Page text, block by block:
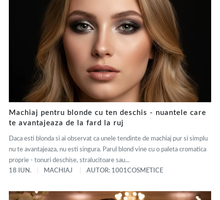
Machiaj pentru blonde cu ten deschis - nuantele care
te avantajeaza de la fard la ruj
Daca esti blonda si ai observat ca unele tendinte de machiaj pur si simplu
nu te avantajeaza, nu esti singura. Parul blond vine cu o paleta cromatica
proprie - tonuri deschise, stralucitoare sau...
18 IUN.
MACHIAJ AUTOR: 1001COSMETICE